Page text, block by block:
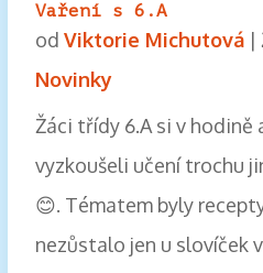
Vaření s 6.A
od Viktorie Michutová|
Novinky
Žáci třídy 6.A si v hodině
vyzkoušeli učení trochu
😊. Tématem byly
nezůstalo jen u slovíček